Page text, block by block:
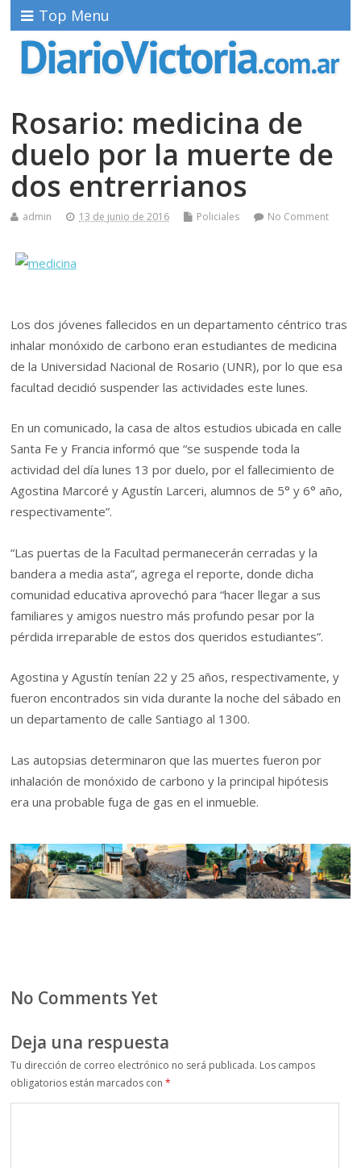
Top Menu
Rosario: medicina de
duelo por la muerte de
dos entrerrianos
admin 13 de junio de 2016 Policiales No Comment
Los dos jóvenes fallecidos en un departamento céntrico tras
inhalar monóxido de carbono eran estudiantes de medicina
de la Universidad Nacional de Rosario (UNR), por lo que esa
facultad decidió suspender las actividades este lunes.
En un comunicado, la casa de altos estudios ubicada en calle
Santa Fe y Francia informó que “se suspende toda la
actividad del día lunes 13 por duelo, por el fallecimiento de
Agostina Marcoré y Agustín Larceri, alumnos de 5° y 6° año,
respectivamente”.
“Las puertas de la Facultad permanecerán cerradas y la
bandera a media asta”, agrega el reporte, donde dicha
comunidad educativa aprovechó para “hacer llegar a sus
familiares y amigos nuestro más profundo pesar por la
pérdida irreparable de estos dos queridos estudiantes”.
Agostina y Agustín tenían 22 y 25 años, respectivamente, y
fueron encontrados sin vida durante la noche del sábado en
un departamento de calle Santiago al 1300.
Las autopsias determinaron que las muertes fueron por
inhalación de monóxido de carbono y la principal hipótesis
era una probable fuga de gas en el inmueble.
No Comments Yet
Deja una respuesta
Tu dirección de correo electrónico no será publicada. Los campos
obligatorios están marcados con*